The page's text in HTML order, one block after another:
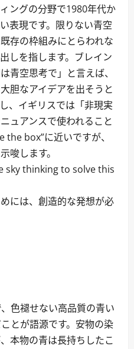
ングの分野で1980年代か
表現です。限りない青空
存の枠組みにとらわれな
しを指します。ブレイン
青空思考で」と言えば、
胆なアイデアを出そうと
、イギリスでは「非現実
ュアンスで使われること
box”に近いですが、
唆します。
sky thinking to solve this
には、創造的な発想が必
色褪せない高品質の青い
とが語源です。安物の染
本物の青は長持ちしたこ